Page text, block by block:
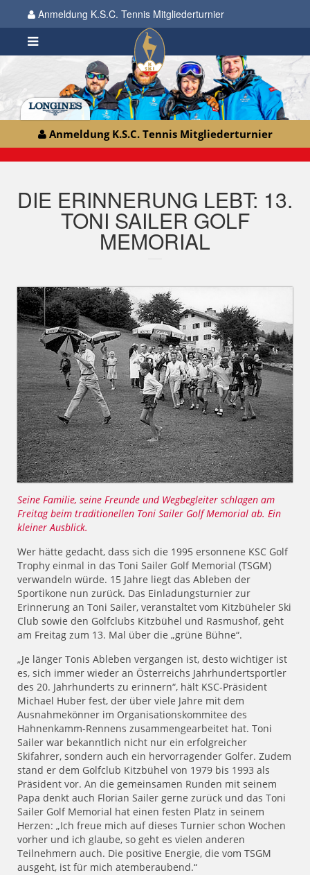
Anmeldung K.S.C. Tennis Mitgliederturnier
Anmeldung K.S.C. Tennis Mitgliederturnier
DIE ERINNERUNG LEBT: 13.
TONI SAILER GOLF
MEMORIAL
Seine Familie, seine Freunde und Wegbegleiter schlagen am
Freitag beim traditionellen Toni Sailer Golf Memorial ab. Ein
kleiner Ausblick.
Wer hätte gedacht, dass sich die 1995 ersonnene KSC Golf
Trophy einmal in das Toni Sailer Golf Memorial (TSGM)
verwandeln würde. 15 Jahre liegt das Ableben der
Sportikone nun zurück. Das Einladungsturnier zur
Erinnerung an Toni Sailer, veranstaltet vom Kitzbüheler Ski
Club sowie den Golfclubs Kitzbühel und Rasmushof, geht
am Freitag zum 13. Mal über die „grüne Bühne“.
„Je länger Tonis Ableben vergangen ist, desto wichtiger ist
es, sich immer wieder an Österreichs Jahrhundertsportler
des 20. Jahrhunderts zu erinnern“, hält KSC-Präsident
Michael Huber fest, der über viele Jahre mit dem
Ausnahmekönner im Organisationskommitee des
Hahnenkamm-Rennens zusammengearbeitet hat. Toni
Sailer war bekanntlich nicht nur ein erfolgreicher
Skifahrer, sondern auch ein hervorragender Golfer. Zudem
stand er dem Golfclub Kitzbühel von 1979 bis 1993 als
Präsident vor. An die gemeinsamen Runden mit seinem
Papa denkt auch Florian Sailer gerne zurück und das Toni
Sailer Golf Memorial hat einen festen Platz in seinem
Herzen: „Ich freue mich auf dieses Turnier schon Wochen
vorher und ich glaube, so geht es vielen anderen
Teilnehmern auch. Die positive Energie, die vom TSGM
ausgeht, ist für mich atemberaubend.“